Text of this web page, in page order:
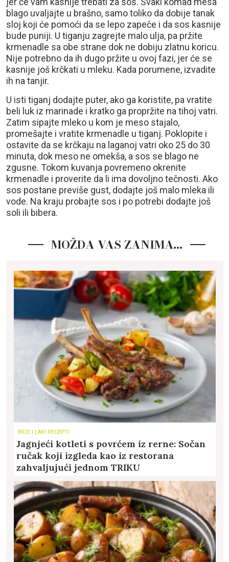
blago uvaljajte u brašno, samo toliko da dobije tanak
sloj koji će pomoći da se lepo zapeče i da sos kasnije
bude puniji. U tiganju zagrejte malo ulja, pa pržite
krmenadle sa obe strane dok ne dobiju zlatnu koricu.
Nije potrebno da ih dugo pržite u ovoj fazi, jer će se
kasnije još krčkati u mleku. Kada porumene, izvadite
ih na tanjir.
U isti tiganj dodajte puter, ako ga koristite, pa vratite
beli luk iz marinade i kratko ga propržite na tihoj vatri.
Zatim sipajte mleko u kom je meso stajalo,
promešajte i vratite krmenadle u tiganj. Poklopite i
ostavite da se krčkaju na laganoj vatri oko 25 do 30
minuta, dok meso ne omekša, a sos se blago ne
zgusne. Tokom kuvanja povremeno okrenite
krmenadle i proverite da li ima dovoljno tečnosti. Ako
sos postane previše gust, dodajte još malo mleka ili
vode. Na kraju probajte sos i po potrebi dodajte još
soli ili bibera.
MOŽDA VAS ZANIMA…
BRZI I LAKI RECEPTI
Jagnjeći kotleti s povrćem iz rerne: Sočan
ručak koji izgleda kao iz restorana
zahvaljujući jednom TRIKU